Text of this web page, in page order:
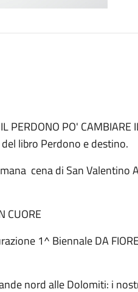
PO' CAMBIARE
libro Perdono e destino.
cena di San Valentino
CUORE
1^ Biennale DA
nord alle Dolomiti: i